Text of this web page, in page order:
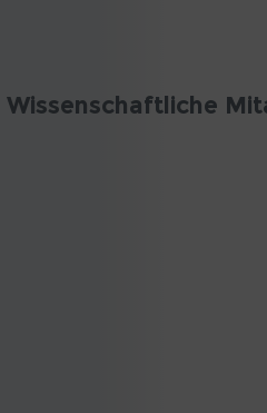
Wissenschaftliche